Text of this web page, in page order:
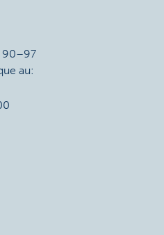
90–97
au: